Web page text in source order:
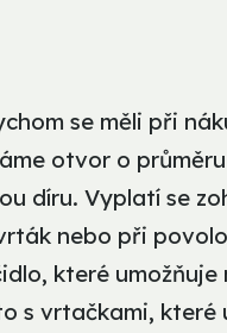
se měli při
otvor o
díru. Vyplatí se
nebo při
které
s vrtačkami, které